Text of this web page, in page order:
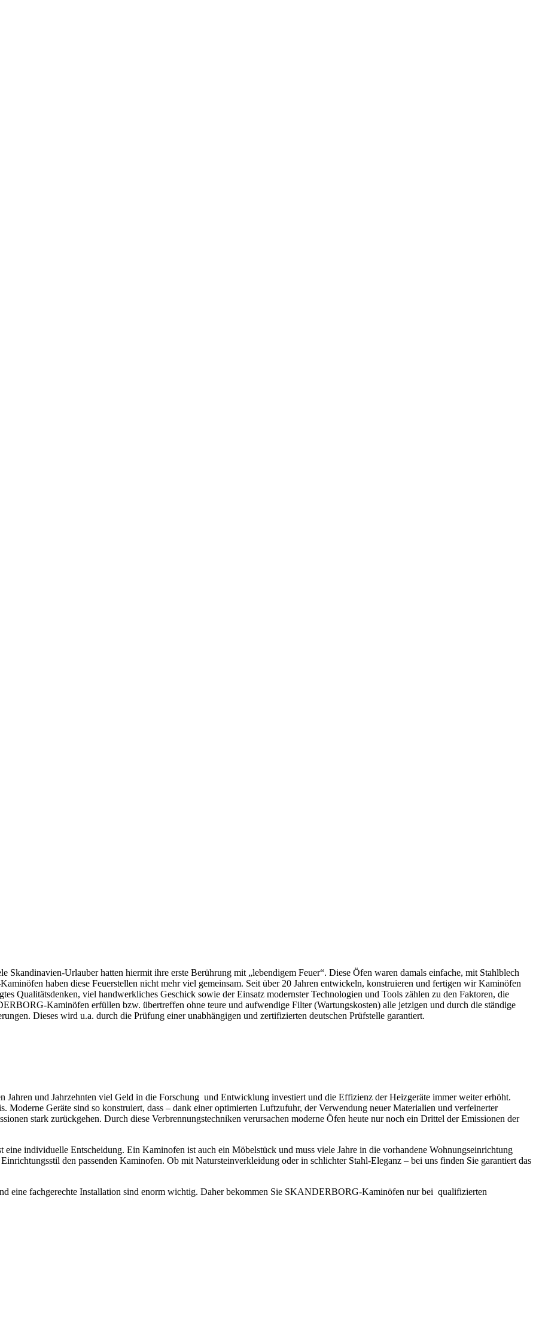
Skandinavien-Urlauber hatten hiermit ihre erste Berührung mit „lebendigem Feuer“. Diese Öfen waren damals einfache, mit Stahlblech
haben diese Feuerstellen nicht mehr viel gemeinsam. Seit über 20 Jahren entwickeln, konstruieren und fertigen wir Kaminöfen
Qualitätsdenken, viel handwerkliches Geschick sowie der Einsatz modernster Technologien und Tools zählen zu den Faktoren, die
Kaminöfen erfüllen bzw. übertreffen ohne teure und aufwendige Filter (Wartungskosten) alle jetzigen und durch die ständige
Dieses wird u.a. durch die Prüfung einer unabhängigen und zertifizierten deutschen Prüfstelle garantiert.
Jahren und Jahrzehnten viel Geld in die Forschung und Entwicklung investiert und die Effizienz der Heizgeräte immer weiter erhöht.
Moderne Geräte sind so konstruiert, dass – dank einer optimierten Luftzufuhr, der Verwendung neuer Materialien und verfeinerter
stark zurückgehen. Durch diese Verbrennungstechniken verursachen moderne Öfen heute nur noch ein Drittel der Emissionen der
eine individuelle Entscheidung. Ein Kaminofen ist auch ein Möbelstück und muss viele Jahre in die vorhandene Wohnungseinrichtung
den passenden Kaminofen. Ob mit Natursteinverkleidung oder in schlichter Stahl-Eleganz – bei uns finden Sie garantiert das
eine fachgerechte Installation sind enorm wichtig. Daher bekommen Sie SKANDERBORG-Kaminöfen nur bei qualifizierten